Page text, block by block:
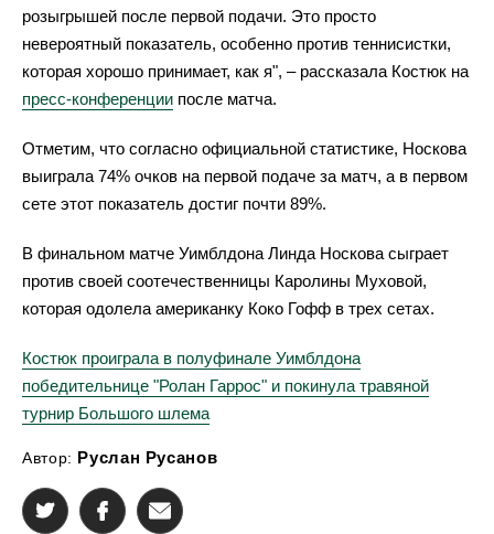
розыгрышей после первой подачи. Это просто
невероятный показатель, особенно против теннисистки,
которая хорошо принимает, как я", – рассказала Костюк на
пресс-конференции после матча.
Отметим, что согласно официальной статистике, Носкова
выиграла 74% очков на первой подаче за матч, а в первом
сете этот показатель достиг почти 89%.
В финальном матче Уимблдона Линда Носкова сыграет
против своей соотечественницы Каролины Муховой,
которая одолела американку Коко Гофф в трех сетах.
Костюк проиграла в полуфинале Уимблдона
победительнице "Ролан Гаррос" и покинула травяной
турнир Большого шлема
Автор: Руслан Русанов